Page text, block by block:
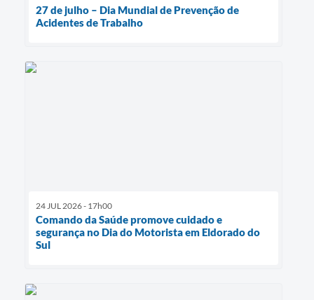
27 de julho – Dia Mundial de Prevenção de
Acidentes de Trabalho
24 JUL 2026 - 17h00
Comando da Saúde promove cuidado e
segurança no Dia do Motorista em Eldorado do
Sul